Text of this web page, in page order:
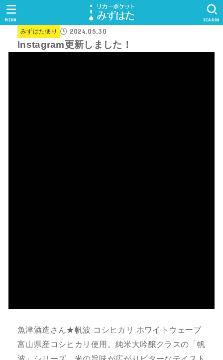
SEARCH
MENU
みずはた便り 2024.05.30
Instagram更新しました！
魚津酒造さん★帆波 コシヒカリ ホワイトウェーブ
富山県産コシヒカリ使用。純米大吟醸クラスの「帆